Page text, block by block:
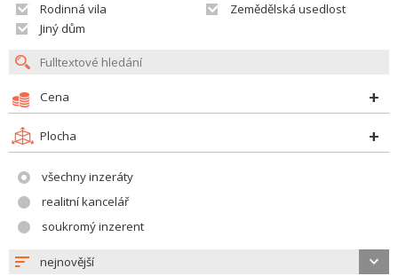
Rodinná vila
Zemědělská usedlost
Jiný dům
Cena
Plocha
všechny inzeráty
realitní kancelář
soukromý inzerent
nejnovější